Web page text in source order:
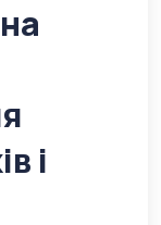
і